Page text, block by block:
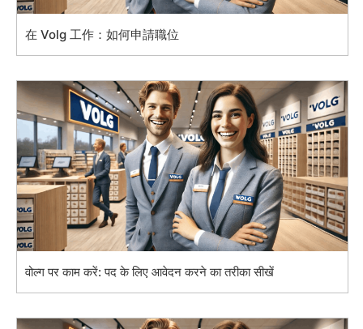
在 Volg 工作：如何申請職位
वोल्ग पर काम करें: पद के लिए आवेदन करने का तरीका सीखें